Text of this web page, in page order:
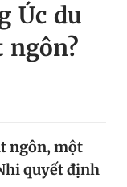
Úc du
ngôn?
ngôn, một
quyết định